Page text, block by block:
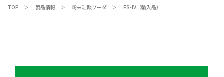
TOP 製品情報 粉末珪酸ソーダ FS-IV（輸入品）